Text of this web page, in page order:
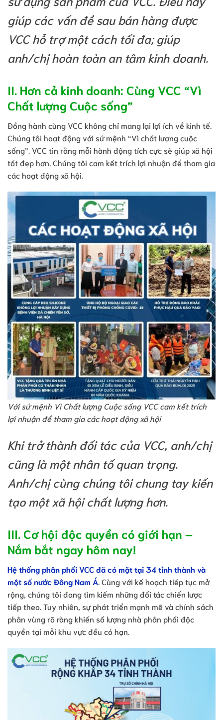
giúp các vấn đề sau bán hàng được
VCC hỗ trợ một cách tối đa; giúp
anh/chị hoàn toàn an tâm kinh doanh.
II. Hơn cả kinh doanh: Cùng VCC “Vì
Chất lượng Cuộc sống”
Đồng hành cùng VCC không chỉ mang lại lợi ích về kinh tế.
Chúng tôi hoạt động với sứ mệnh “Vì chất lượng cuộc
sống”. VCC tin rằng mỗi hành động tích cực sẽ giúp xã hội
tốt đẹp hơn. Chúng tôi cam kết trích lợi nhuận để tham gia
các hoạt động xã hội.
Với sứ mệnh Vì Chất lượng Cuộc sống VCC cam kết trích
lợi nhuận để tham gia các hoạt động xã hội
Khi trở thành đối tác của VCC, anh/chị
cũng là một nhân tố quan trọng.
Anh/chị cùng chúng tôi chung tay kiến
tạo một xã hội chất lượng hơn.
III. Cơ hội độc quyền có giới hạn –
Nắm bắt ngay hôm nay!
Hệ thống phân phối VCC đã có mặt tại 34 tỉnh thành và
một số nước Đông Nam Á . Cùng với kế hoạch tiếp tục mở
rộng, chúng tôi đang tìm kiếm những đối tác chiến lược
tiếp theo. Tuy nhiên, sự phát triển mạnh mẽ và chính sách
phân vùng rõ ràng khiến số lượng nhà phân phối độc
quyền tại mỗi khu vực đều có hạn.